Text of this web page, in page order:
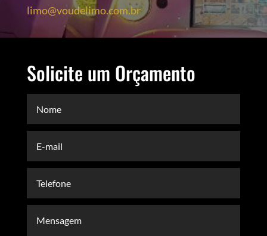
limo@voudelimo.com.br
Solicite um Orçamento